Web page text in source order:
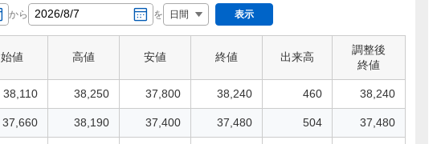
から 2026/8/7 を 表示
始値 高値 安値 終値 出来高
調整後
終値
38,110 38,250 37,800 38,240 460 38,240
37,660 38,190 37,400 37,480 504 37,480